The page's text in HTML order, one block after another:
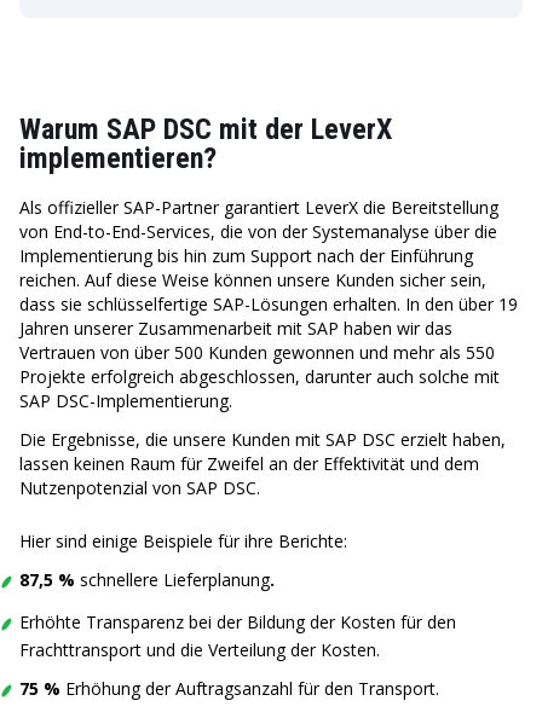
Warum SAP DSC mit der LeverX
implementieren?
Als offizieller SAP-Partner garantiert LeverX die Bereitstellung
von End-to-End-Services, die von der Systemanalyse über die
Implementierung bis hin zum Support nach der Einführung
reichen. Auf diese Weise können unsere Kunden sicher sein,
dass sie schlüsselfertige SAP-Lösungen erhalten. In den über 19
Jahren unserer Zusammenarbeit mit SAP haben wir das
Vertrauen von über 500 Kunden gewonnen und mehr als 550
Projekte erfolgreich abgeschlossen, darunter auch solche mit
SAP DSC-Implementierung.
Die Ergebnisse, die unsere Kunden mit SAP DSC erzielt haben,
lassen keinen Raum für Zweifel an der Effektivität und dem
Nutzenpotenzial von SAP DSC.
Hier sind einige Beispiele für ihre Berichte:
87,5 % schnellere Lieferplanung.
Erhöhte Transparenz bei der Bildung der Kosten für den
Frachttransport und die Verteilung der Kosten.
75 % Erhöhung der Auftragsanzahl für den Transport.